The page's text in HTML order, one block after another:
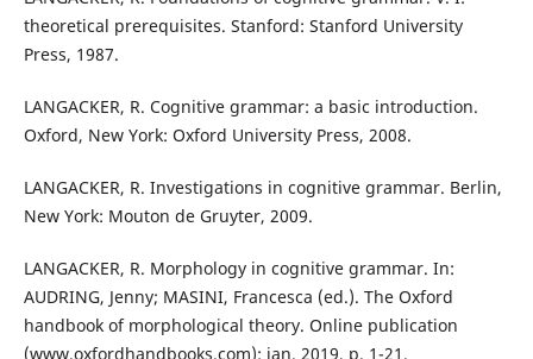
theoretical prerequisites. Stanford: Stanford University
Press, 1987.
LANGACKER, R. Cognitive grammar: a basic introduction.
Oxford, New York: Oxford University Press, 2008.
LANGACKER, R. Investigations in cognitive grammar. Berlin,
New York: Mouton de Gruyter, 2009.
LANGACKER, R. Morphology in cognitive grammar. In:
AUDRING, Jenny; MASINI, Francesca (ed.). The Oxford
handbook of morphological theory. Online publication
(www.oxfordhandbooks.com): jan. 2019, p. 1-21.